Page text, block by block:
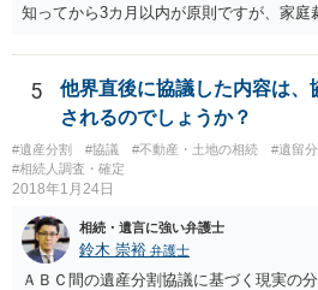
知ってから3カ月以内が原則ですが、家
放棄するかどうか決めることができます
することはありませんので、数年後に借
ありません。 なお、私が扱った相続放棄
伸長して調査したところ、サラ金に対す
つかったため相続したという事例があり
5
他界直後に協議した内容は、
されるのでしょうか？
#遺産分割 #協議 #不動産・土地の相続
#遺留
#相続人調査・確定
2018年1月24日
相続・遺言に強い弁護士
鈴木 崇裕 弁護士
ＡＢＣ間の遺産分割協議に基づく現実の